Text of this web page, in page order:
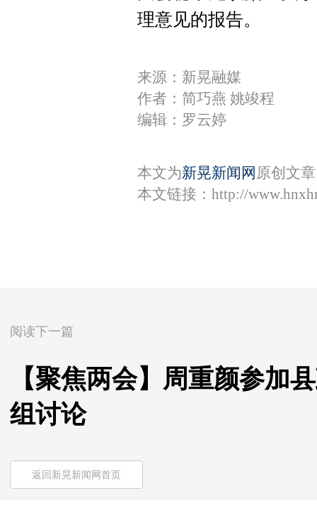
理意见的报告。
来源：新晃融媒
作者：简巧燕 姚竣程
编辑：罗云婷
本文为新晃新闻网 原创文
本文链接： http://
阅读下一篇
【聚焦两会】周重颜参加
组讨论
返回新晃新闻网首页